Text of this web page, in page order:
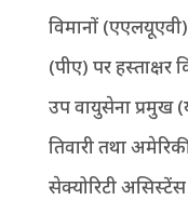
विमानों
(पीए) पर
उप वायुसेना प्रमुख
तिवारी तथा
सेक्योरिटी